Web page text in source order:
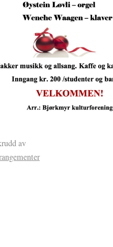
av